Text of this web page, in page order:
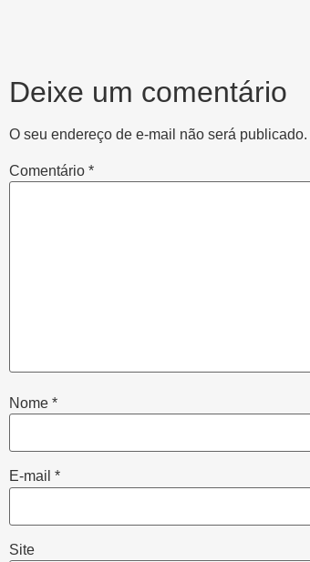
Deixe um comentário
O seu endereço de e-mail não será publicado.
Comentário *
Nome *
E-mail *
Site